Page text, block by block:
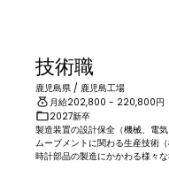
技術職
鹿児島県 / 鹿児島工場
月給202,800 - 220,800円
2027新卒
製造装置の設計保全（機械、電気
ムーブメントに関わる生産技術